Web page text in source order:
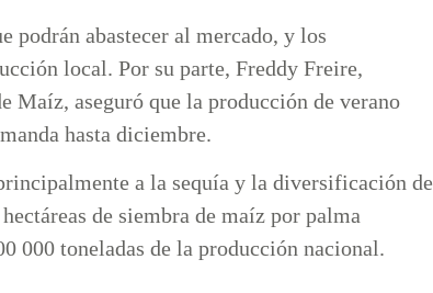
podrán abastecer al mercado, y los
local. Por su parte, Freddy Freire,
Maíz, aseguró que la producción de verano
hasta diciembre.
a la sequía y la diversificación de
de siembra de maíz por palma
000 toneladas de la producción nacional.